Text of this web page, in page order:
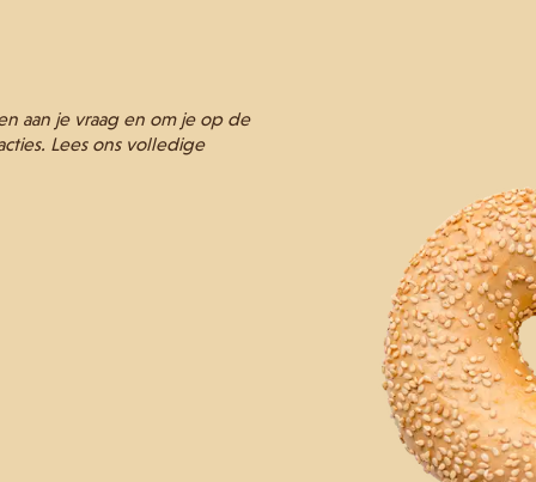
aan je vraag en om je op de
Lees ons volledige